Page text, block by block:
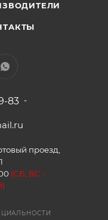
83
проезд,
(СБ, ВС -